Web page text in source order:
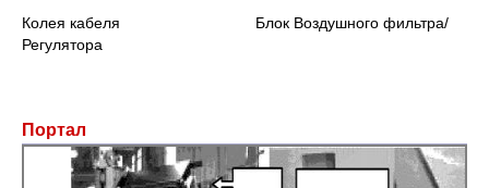
Колея кабеля Блок Воздушного фильтра/
Регулятора
Портал